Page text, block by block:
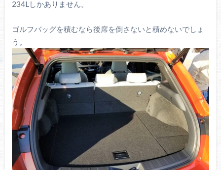
234Lしかありません。
ゴルフバッグを積むなら後席を倒さないと積めないでしょ
う。